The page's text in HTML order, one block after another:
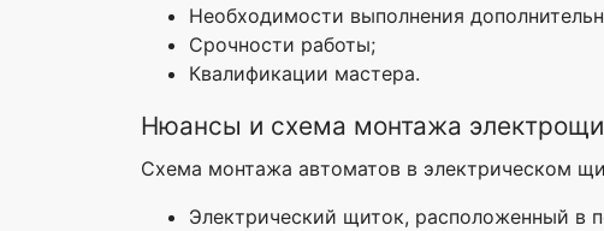
Необходимости выполнения
Срочности работы;
Квалификации мастера.
Нюансы и схема монтажа
Схема монтажа автоматов в электрическом
Электрический щиток, расположенный в